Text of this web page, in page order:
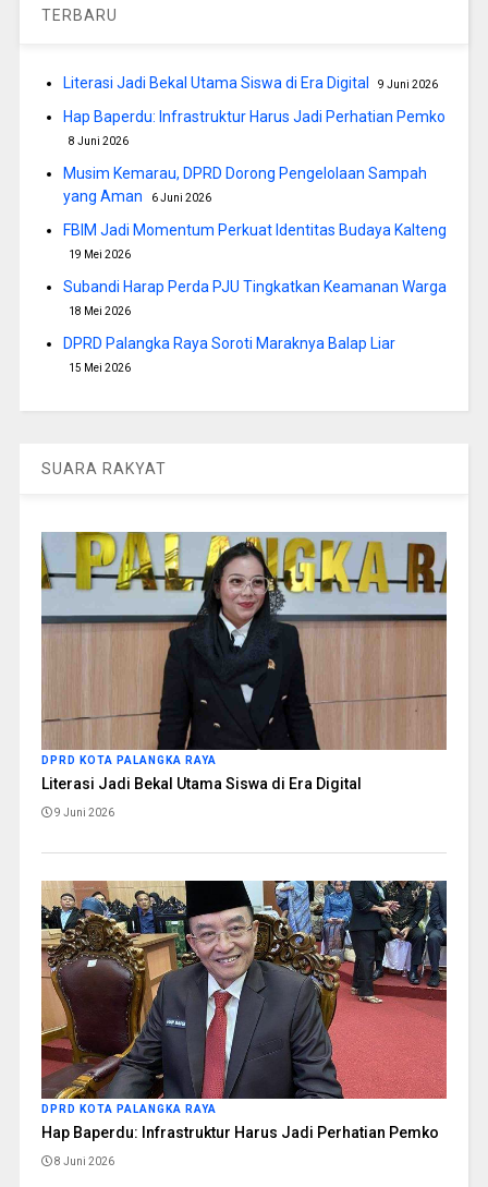
TERBARU
Literasi Jadi Bekal Utama Siswa di Era Digital 9 Juni 2026
Hap Baperdu: Infrastruktur Harus Jadi Perhatian Pemko
8 Juni 2026
Musim Kemarau, DPRD Dorong Pengelolaan Sampah
yang Aman
6 Juni 2026
FBIM Jadi Momentum Perkuat Identitas Budaya Kalteng
19 Mei 2026
Subandi Harap Perda PJU Tingkatkan Keamanan Warga
18 Mei 2026
DPRD Palangka Raya Soroti Maraknya Balap Liar
15 Mei 2026
SUARA RAKYAT
DPRD KOTA PALANGKA RAYA
Literasi Jadi Bekal Utama Siswa di Era Digital
9 Juni 2026
DPRD KOTA PALANGKA RAYA
Hap Baperdu: Infrastruktur Harus Jadi Perhatian Pemko
8 Juni 2026